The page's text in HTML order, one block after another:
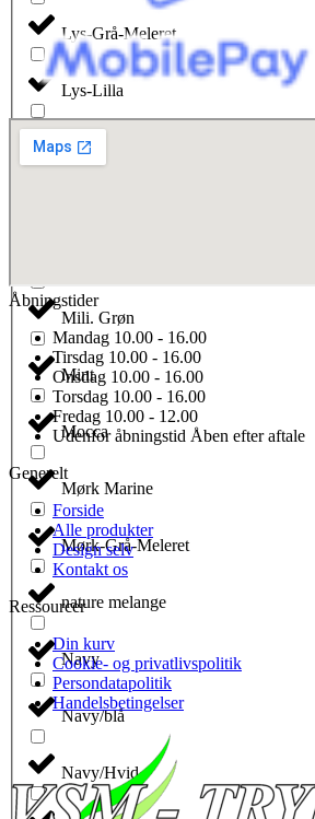
Lys-Grå-Meleret
Lys-Lilla
Lyserød
Mili. Grøn
Mint
Mocca
Mørk Marine
Mørk-Grå-Meleret
nature melange
Navy
Navy/blå
Navy/Hvid
Åbningstider
Mandag 10.00 - 16.00
Tirsdag 10.00 - 16.00
Onsdag 10.00 - 16.00
Torsdag 10.00 - 16.00
Fredag 10.00 - 12.00
Udenfor åbningstid Åben efter aftale
Generelt
Forside
Alle produkter
Design selv
Kontakt os
Ressourcer
Din kurv
Cookie- og privatlivspolitik
Persondatapolitik
Handelsbetingelser